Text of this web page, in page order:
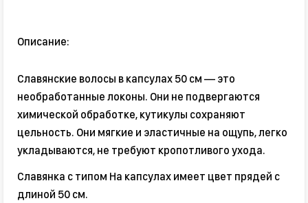
Описание:
Славянские волосы в капсулах 50 см — это
необработанные локоны. Они не подвергаются
химической обработке, кутикулы сохраняют
цельность. Они мягкие и эластичные на ощупь, легко
укладываются, не требуют кропотливого ухода.
Славянка с типом На капсулах имеет цвет прядей с
длиной 50 см.